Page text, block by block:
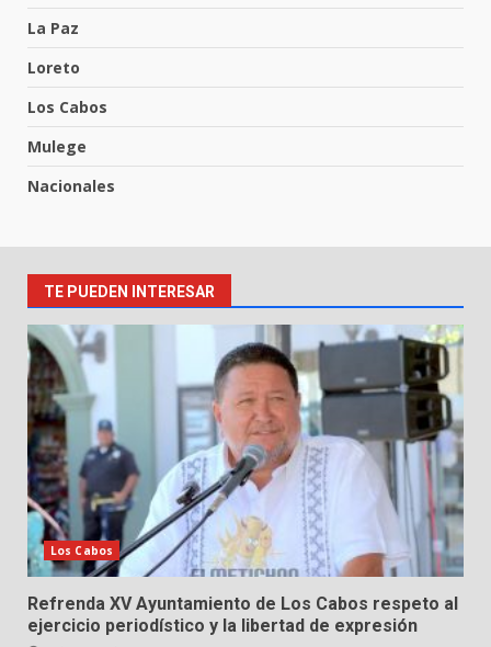
La Paz
Loreto
Los Cabos
Mulege
Nacionales
TE PUEDEN INTERESAR
Los Cabos
Refrenda XV Ayuntamiento de Los Cabos respeto al
ejercicio periodístico y la libertad de expresión